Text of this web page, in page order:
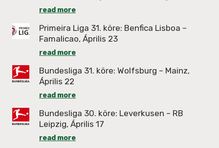
read more
Primeira Liga 31. köre: Benfica Lisboa –
Famalicao, Április 23
read more
Bundesliga 31. köre: Wolfsburg – Mainz,
Április 22
read more
Bundesliga 30. köre: Leverkusen – RB
Leipzig, Április 17
read more